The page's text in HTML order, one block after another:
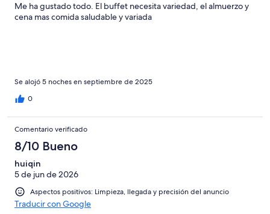
Me ha gustado todo. El buffet necesita variedad, el almuerzo y
cena mas comida saludable y variada
Se alojó 5 noches en septiembre de 2025
0
Comentario verificado
8/10 Bueno
huiqin
5 de jun de 2026
Aspectos positivos: Limpieza, llegada y precisión del anuncio
Traducir con Google